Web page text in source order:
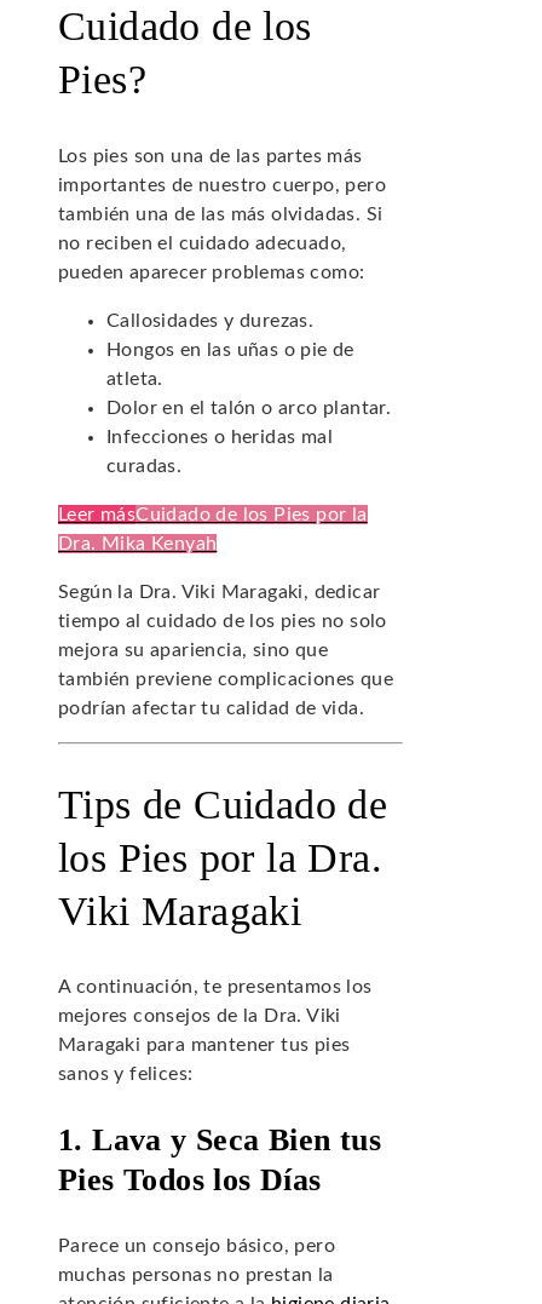
Cuidado de los
Pies?
Los pies son una de las partes más
importantes de nuestro cuerpo, pero
también una de las más olvidadas. Si
no reciben el cuidado adecuado,
pueden aparecer problemas como:
Callosidades y durezas.
Hongos en las uñas o pie de
atleta.
Dolor en el talón o arco plantar.
Infecciones o heridas mal
curadas.
Leer másCuidado de los Pies por la
Dra. Mika Kenyah
Según la Dra. Viki Maragaki, dedicar
tiempo al cuidado de los pies no solo
mejora su apariencia, sino que
también previene complicaciones que
podrían afectar tu calidad de vida.
Tips de Cuidado de
los Pies por la Dra.
Viki Maragaki
A continuación, te presentamos los
mejores consejos de la Dra. Viki
Maragaki para mantener tus pies
sanos y felices:
1. Lava y Seca Bien tus
Pies Todos los Días
Parece un consejo básico, pero
muchas personas no prestan la